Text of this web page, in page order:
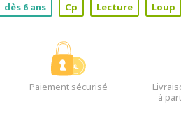
dès 6 ans Cp Lecture Loup
Paiement sécurisé
à